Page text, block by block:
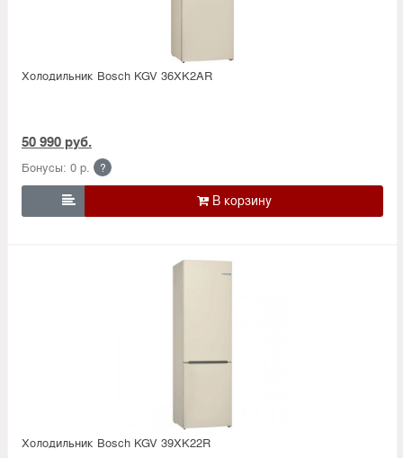
Холодильник Bosсh KGV 36XK2AR
50 990 руб.
Бонусы: 0 р. ?

Холодильник Bosсh KGV 39XK22R